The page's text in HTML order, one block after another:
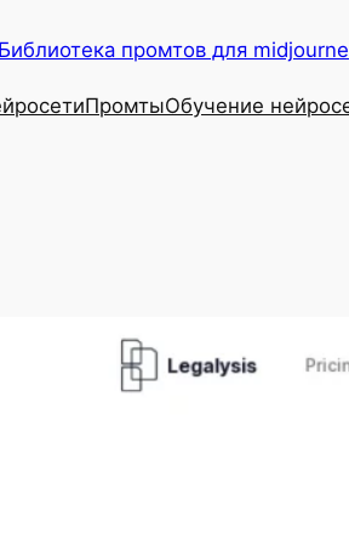
промтов для
ПромтыОбучение